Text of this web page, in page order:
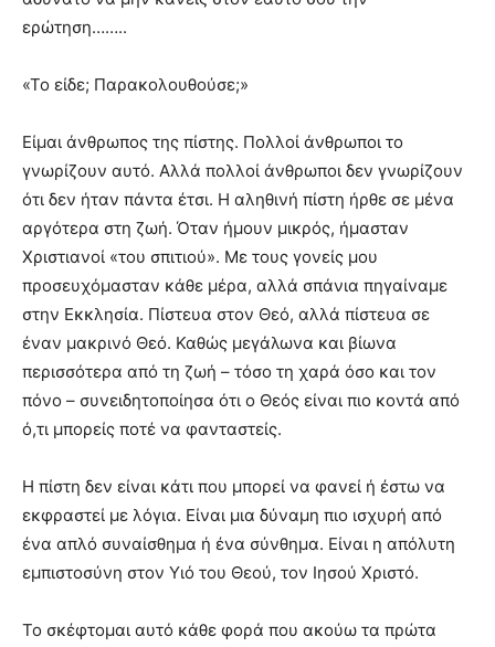
ερώτηση……..
«Το είδε; Παρακολουθούσε;»
Είμαι άνθρωπος της πίστης. Πολλοί άνθρωποι το
γνωρίζουν αυτό. Αλλά πολλοί άνθρωποι δεν γνωρίζουν
ότι δεν ήταν πάντα έτσι. Η αληθινή πίστη ήρθε σε μένα
αργότερα στη ζωή. Όταν ήμουν μικρός, ήμασταν
Χριστιανοί «του σπιτιού». Με τους γονείς μου
προσευχόμασταν κάθε μέρα, αλλά σπάνια πηγαίναμε
στην Εκκλησία. Πίστευα στον Θεό, αλλά πίστευα σε
έναν μακρινό Θεό. Καθώς μεγάλωνα και βίωνα
περισσότερα από τη ζωή – τόσο τη χαρά όσο και τον
πόνο – συνειδητοποίησα ότι ο Θεός είναι πιο κοντά από
ό,τι μπορείς ποτέ να φανταστείς.
Η πίστη δεν είναι κάτι που μπορεί να φανεί ή έστω να
εκφραστεί με λόγια. Είναι μια δύναμη πιο ισχυρή από
ένα απλό συναίσθημα ή ένα σύνθημα. Είναι η απόλυτη
εμπιστοσύνη στον Υιό του Θεού, τον Ιησού Χριστό.
Το σκέφτομαι αυτό κάθε φορά που ακούω τα πρώτα